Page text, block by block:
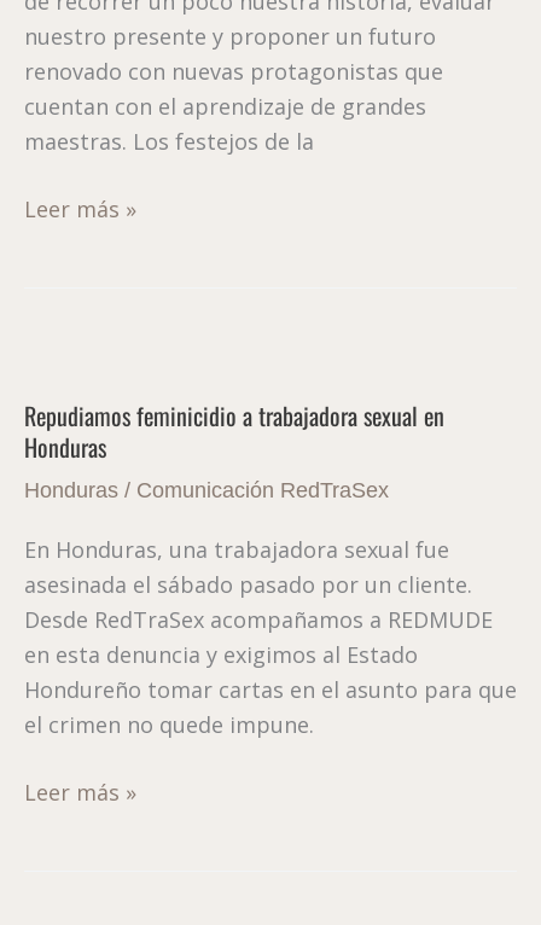
nuestro presente y proponer un futuro
renovado con nuevas protagonistas que
cuentan con el aprendizaje de grandes
maestras. Los festejos de la
Leer más »
Repudiamos feminicidio a trabajadora sexual en
Honduras
Honduras / Comunicación RedTraSex
En Honduras, una trabajadora sexual fue
asesinada el sábado pasado por un cliente.
Desde RedTraSex acompañamos a REDMUDE
en esta denuncia y exigimos al Estado
Hondureño tomar cartas en el asunto para que
el crimen no quede impune.
a
trabajadora
sexual
Honduras
Leer más »